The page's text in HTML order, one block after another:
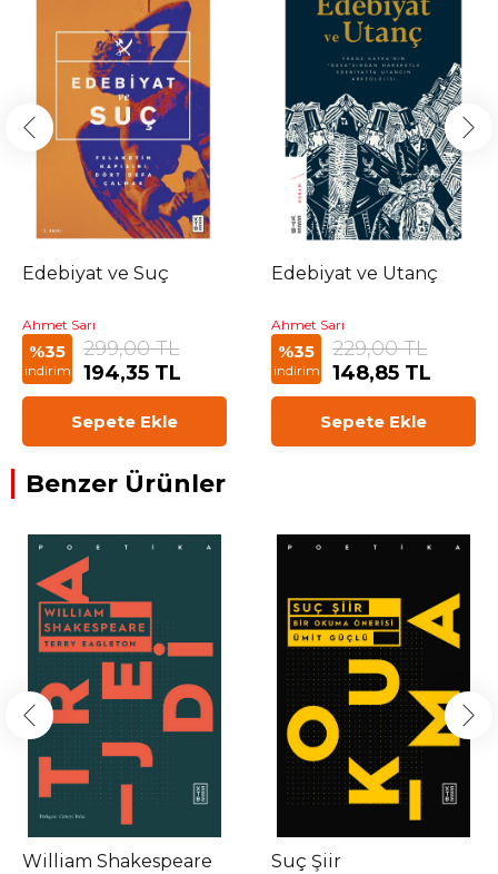
Edebiyat ve Suç
Ahmet Sarı
%35
indirim
299,00 TL
194,35 TL
Sepete Ekle
Edebiyat ve Utanç
Ahmet Sarı
%35
indirim
229,00 TL
148,85 TL
Sepete Ekle
Benzer Ürünler
William Shakespeare Suç Şiir